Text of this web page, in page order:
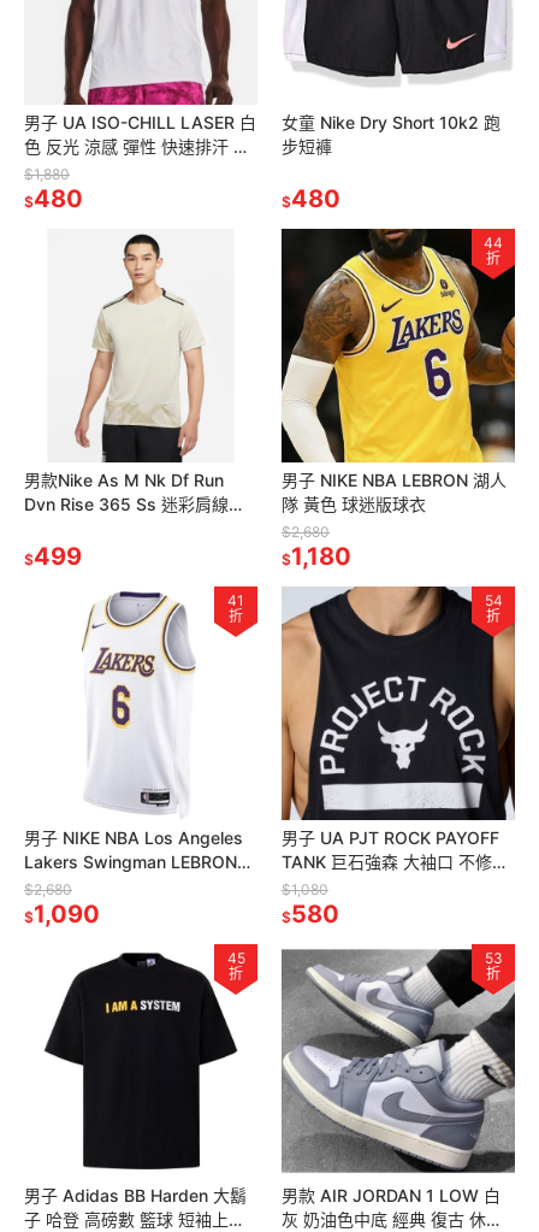
男子 UA ISO-CHILL LASER 白
色 反光 涼感 彈性 快速排汗 跑
步背心 定價1880
$1,880
$480
女童 Nike Dry Short 10k2 跑
步短褲
$480
男款Nike As M Nk Df Run
Dvn Rise 365 Ss 迷彩肩線短
$499
44
折
男子 NIKE NBA LEBRON 湖人
隊 黃色 球迷版球衣
$2,680
$1,180
41
折
男子 NIKE NBA Los Angeles
Lakers Swingman LEBRON
湖人隊 6號球衣
$2,680
$1,090
54
折
男子 UA PJT ROCK PAYOFF
TANK 巨石強森 大袖口 不修邊
訓練背心 定價1080
$1,080
$580
45
折
男子 Adidas BB Harden 大鬍
子 哈登 高磅數 籃球 短袖上衣
53
折
男款 AIR JORDAN 1 LOW 白
灰 奶油色中底 經典 復古 休閒